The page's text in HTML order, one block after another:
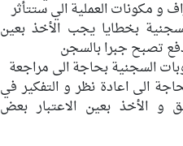
و مكونات العملية الي ستتأثر
بخطايا يجب الأخذ بعين
تصبح جبرا بالسجن
السجنية بحاجة الى مراجعة
الى اعادة نظر و التفكير في
و الأخذ بعين الاعتبار بعض